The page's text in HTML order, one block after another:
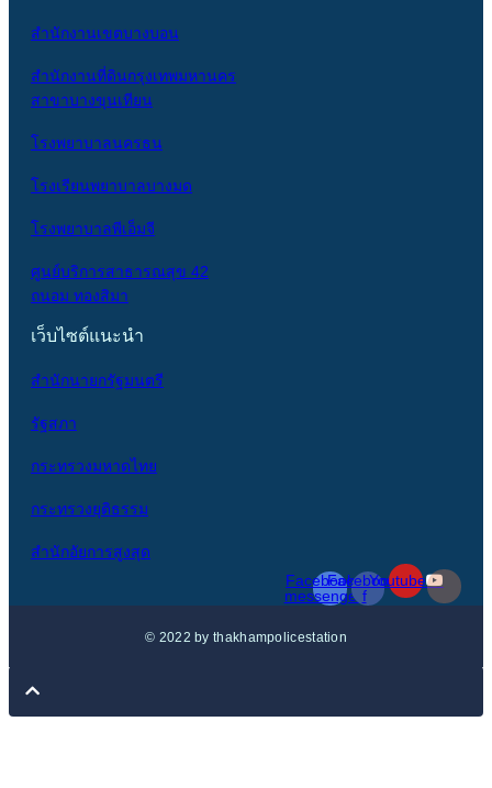
สำนักงานเขตบางบอน
สำนักงานที่ดินกรุงเทพมหานคร
สาขาบางขุนเทียน
โรงพยาบาลนครธน
โรงเรียนพยาบาลบางมด
โรงพยาบาลพีเอ็มจี
ศูนย์บริการสาธารณสุข 42
ถนอม ทองสิมา
เว็บไซต์แนะนำ
สำนักนายกรัฐมนตรี
รัฐสภา
กระทรวงมหาดไทย
กระทรวงยุติธรรม
สำนักอัยการสูงสุด
Facebook-
messenger
Facebook-
f
Youtube
© 2022 by thakhampolicestation